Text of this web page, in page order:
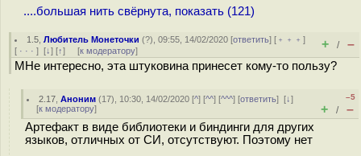
....большая нить свёрнута, показать (121)
1.5 ,Любитель Монеточки (?), 09:55, 14/02/2020 [ответить] [ ﹢﹢﹢]
[ · · · ] [↓] [↑] [к модератору] + / –
МНе интересно, эта штуковина принесет кому-то пользу?
2.17 ,Аноним (17), 10:30, 14/02/2020 [^] [^^] [^^^] [ответить][↓]
[к модератору]
–5
+ / –
Артефакт в виде библиотеки и биндинги для других
языков, отличных от СИ, отсутствуют. Поэтому нет